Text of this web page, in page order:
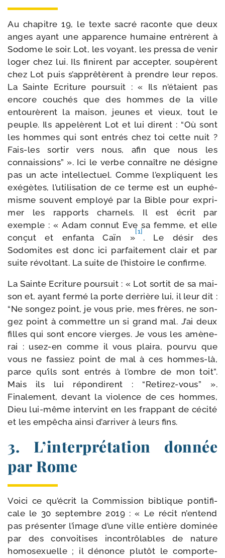
Au cha­pitre 19, le texte sacré raconte que deux
anges ayant une appa­rence humaine entrèrent à
Sodome le soir. Lot, les voyant, les pres­sa de venir
loger chez lui. Ils finirent par accep­ter, sou­pèrent
chez Lot puis s’apprêtèrent à prendre leur repos.
La Sainte Ecriture pour­suit : « Ils n’étaient pas
encore cou­chés que des hommes de la ville
entou­rèrent la mai­son, jeunes et vieux, tout le
peuple. Ils appe­lèrent Lot et lui dirent : “Où sont
les hommes qui sont entrés chez toi cette nuit ?
Fais-​les sor­tir vers nous, afin que nous les
connais­sions” ». Ici le verbe connaître ne désigne
pas un acte intel­lec­tuel. Comme l’expliquent les
exé­gètes, l’utilisation de ce terme est un euphé­
misme sou­vent employé par la Bible pour expri­
mer les rap­ports char­nels. Il est écrit par
exemple : « Adam connut Eve sa femme, et elle
conçut et enfan­ta Caïn »
[1]
. Le désir des
Sodomites est donc ici par­fai­te­ment clair et par
suite révol­tant. La suite de l’histoire le confirme.
La Sainte Ecriture pour­suit : « Lot sor­tit de sa mai­
son et, ayant fer­mé la porte der­rière lui, il leur dit :
“Ne son­gez point, je vous prie, mes frères, ne son­
gez point à com­mettre un si grand mal. J’ai deux
filles qui sont encore vierges. Je vous les amè­ne­
rai : usez-​en comme il vous plai­ra, pour­vu que
vous ne fas­siez point de mal à ces hommes-​là,
parce qu’ils sont entrés à l’ombre de mon toit”.
Mais ils lui répon­dirent : “Retirez-​vous” ».
Finalement, devant la vio­lence de ces hommes,
Dieu lui-​même inter­vint en les frap­pant de céci­té
et les empê­cha ain­si d’arriver à leurs fins.
3. L’interprétation donnée
par Rome
Voici ce qu’écrit la Commission biblique pon­ti­fi­
cale le 30 sep­tembre 2019 : « Le récit n’en­tend
pas pré­sen­ter l’i­mage d’une ville entière domi­née
par des convoi­tises incon­trô­lables de nature
homo­sexuelle ; il dénonce plu­tôt le com­por­te­